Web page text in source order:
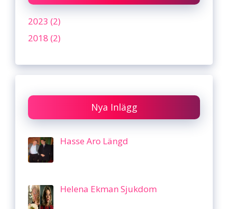
2023 (2)
2018 (2)
Nya Inlägg
Hasse Aro Längd
Helena Ekman Sjukdom